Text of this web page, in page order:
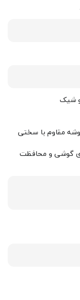
و شیک
منعطف، 4 گوشه مقاوم با سختی
بدنه ی گوشی و محافظت